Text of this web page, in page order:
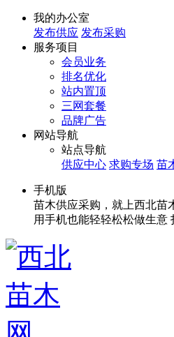
我的办公室
发布供应 发布采购
服务项目
会员业务
排名优化
站内置顶
三网套餐
品牌广告
网站导航
站点导航
供应中心 求购专场 苗
手机版
苗木供应采购，就上西北苗
用手机也能轻轻松松做生意